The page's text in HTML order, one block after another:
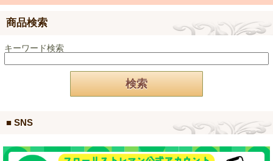
商品検索
キーワード検索
■ SNS